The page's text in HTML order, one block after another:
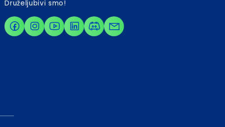
Druželjubivi smo!